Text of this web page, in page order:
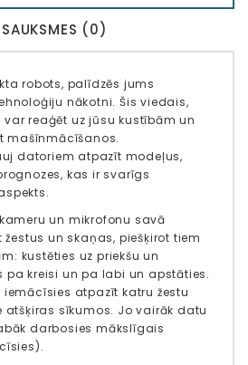
(0)
robots, palīdzēs jums
nākotni. Šis viedais,
reaģēt uz jūsu kustībām un
mašīnmācīšanos.
datoriem atpazīt modeļus,
kas ir svarīgs
un mikrofonu savā
un skaņas, piešķirot tiem
kustēties uz priekšu un
pa kreisi un pa labi un apstāties.
atpazīt katru žestu
atšķiras sīkumos. Jo vairāk datu
darbosies mākslīgais